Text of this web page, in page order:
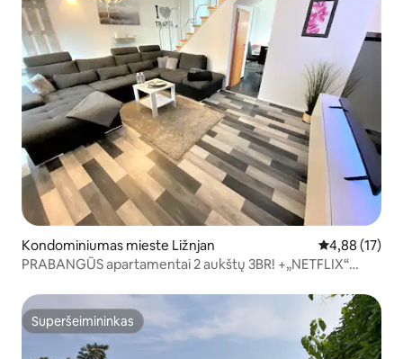
Kondominiumas mieste Ližnjan Vidutinis
4,88 (17)
PRABANGŪS apartamentai 2 aukštų 3BR! +„NETFLIX“
Superšeimininkas
Superšeimininkas